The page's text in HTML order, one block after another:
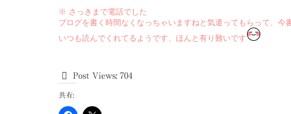
※ さっきまで電話でした
ブログを書く時間なくなっちゃいますねと気遣ってもらって、今
いつも読んでくれてるようです、ほんと有り難いです
Post Views: 704
共有: